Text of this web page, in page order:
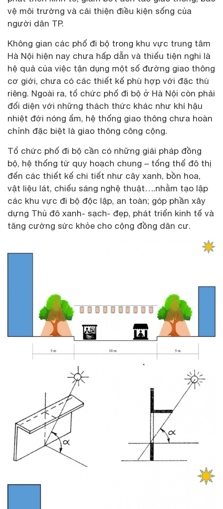
vệ môi trường và cải thiện điều kiện sống của
người dân TP.
Không gian các phố đi bộ trong khu vực trung tâm
Hà Nội hiện nay chưa hấp dẫn và thiếu tiện nghi là
hệ quả của việc tận dụng một số đường giao thông
cơ giới, chưa có các thiết kế phù hợp với đặc thù
riêng. Ngoài ra, tổ chức phố đi bộ ở Hà Nội còn phải
đối diện với những thách thức khác như khí hậu
nhiệt đới nóng ẩm, hệ thống giao thông chưa hoàn
chỉnh đặc biệt là giao thông công cộng.
Tổ chức phố đi bộ cần có những giải pháp đồng
bộ, hệ thống từ quy hoạch chung – tổng thể đô thị
đến các thiết kế chi tiết như cây xanh, bồn hoa,
vật liệu lát, chiếu sáng nghệ thuật….nhằm tạo lập
các khu vực đi bộ độc lập, an toàn; góp phần xây
dựng Thủ đô xanh- sạch- đẹp, phát triển kinh tế và
tăng cường sức khỏe cho cộng đồng dân cư.